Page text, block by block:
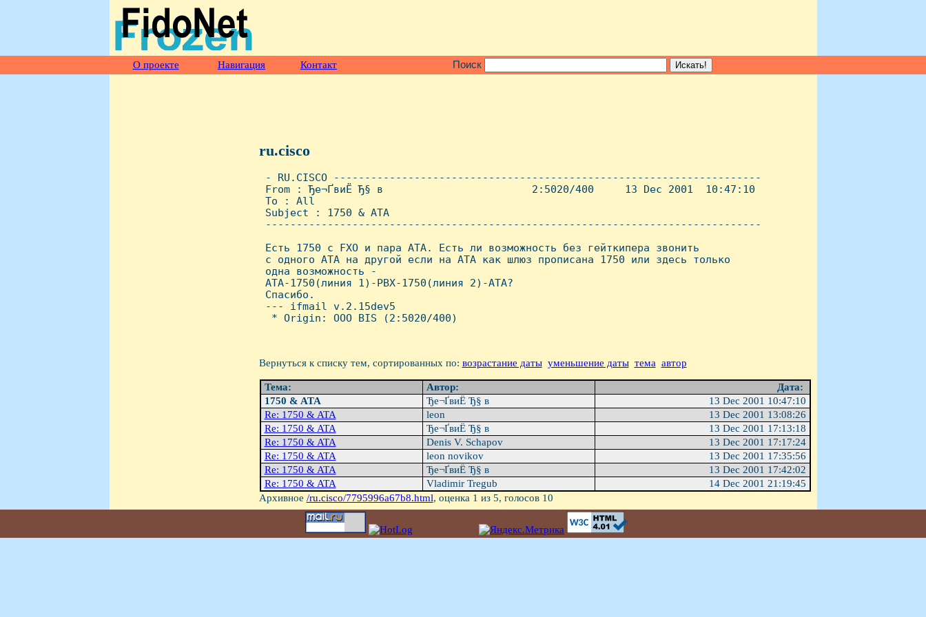
О проекте Навигация Контакт Поиск
ru.cisco
- RU.CISCO ---------------------------------------------------------------------
From : Ђе¬ҐвиЁ­ Ђ§ в                        2:5020/400     13 Dec 2001  10:47:10
To : All
Subject : 1750 & ATA
--------------------------------------------------------------------------------
Есть 1750 с FXO и пара АТА. Есть ли возможность без гейткипера звонить
с одного АТА на другой если на АТА как шлюз прописана 1750 или здесь только
одна возможность -
АТА-1750(линия 1)-PBX-1750(линия 2)-АТА?
Спасибо.
--- ifmail v.2.15dev5
  * Origin: OOO BIS (2:5020/400)
Вернуться к списку тем, сортированных по: возрастание даты уменьшение даты тема автор
Тема: Автор:
Дата:
1750 & ATA
Ђе¬ҐвиЁ­ Ђ§ в
13 Dec 2001 10:47:10
Re: 1750 & ATA
leon
13 Dec 2001 13:08:26
Re: 1750 & ATA
Ђе¬ҐвиЁ­ Ђ§ в
13 Dec 2001 17:13:18
Re: 1750 & ATA
Denis V. Schapov
13 Dec 2001 17:17:24
Re: 1750 & ATA
leon novikov
13 Dec 2001 17:35:56
Re: 1750 & ATA
Ђе¬ҐвиЁ­ Ђ§ в
13 Dec 2001 17:42:02
Re: 1750 & ATA
Vladimir Tregub
14 Dec 2001 21:19:45
Архивное /ru.cisco/7795996a67b8.html, оценка 1 из 5, голосов 10